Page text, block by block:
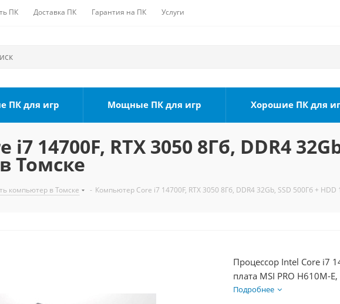
ПК Доставка ПК Гарантия на ПК Услуги
ПК для игр Мощные ПК для игр Хорошие ПК для
14700F, RTX 3050 8Гб, DDR4
Томске
компьютер в Томске - Компьютер Core i7 14700F, RTX 3050 8Гб, DDR4 32Gb, SSD 500Гб +
Процессор Intel Core i7
плата MSI PRO H610M-
SSD 500Гб + HDD 1Тб,
Подробнее